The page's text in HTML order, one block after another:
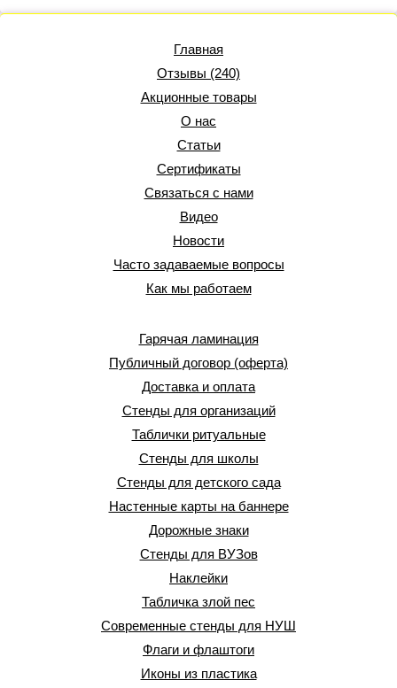
Главная
Отзывы (240)
Акционные товары
О нас
Статьи
Сертификаты
Связаться с нами
Видео
Новости
Часто задаваемые вопросы
Как мы работаем
Гарячая ламинация
Публичный договор (оферта)
Доставка и оплата
Стенды для организаций
Таблички ритуальные
Стенды для школы
Стенды для детского сада
Настенные карты на баннере
Дорожные знаки
Стенды для ВУЗов
Наклейки
Табличка злой пес
Современные стенды для НУШ
Флаги и флаштоги
Иконы из пластика